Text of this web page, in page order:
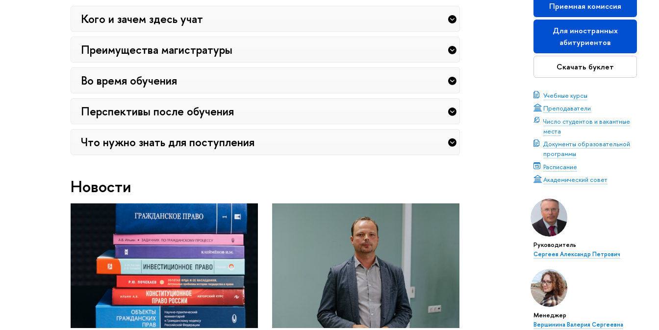
Приемная комиссия
Для иностранных
абитуриентов
Скачать буклет
Учебные курсы
Преподаватели
Число студентов и вакантные
места
Документы образовательной
программы
Расписание
Академический совет
Руководитель
Сергеев Александр Петрович
Менеджер
Вершинина Валерия Сергеевна
Кого и зачем здесь учат
Преимущества магистратуры
Во время обучения
Перспективы после обучения
Что нужно знать для поступления
Новости